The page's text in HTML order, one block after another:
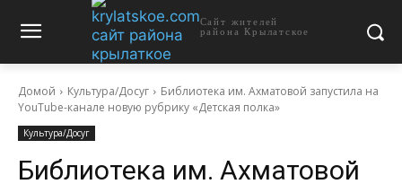
Сайт жителей
района Крылатское
Домой Культура/Досуг
Библиотека им. Ахматовой запустила на
YouTube-канале новую рубрику «Детская полка»
Культура/Досуг
Библиотека им. Ахматовой